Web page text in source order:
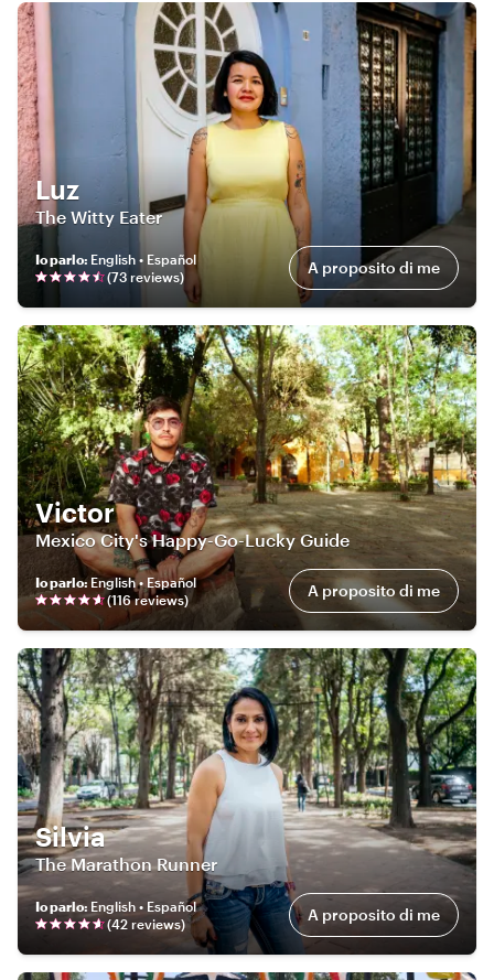
Luz
The Witty Eater
Io parlo: English • Español
(73 reviews) A proposito di me
Victor
Mexico City's Happy-Go-Lucky Guide
Io parlo:English • Español
(116reviews) A proposito di me
Silvia
The Marathon Runner
Io parlo: English • Español
(42 reviews) A proposito di me